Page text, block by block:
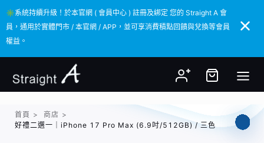
✳️系統持續升級！於本官網 ( 會員中心 ) 註冊及綁定 您的 Straight A 會
員，通用於實體門市 / 本官網 / APP，並可享消費積點回饋與兌換等會員
權益。
✳️系統持續升級！於本官網 ( 會員中心 ) 註冊及綁定 您的 Straight A 會
員，通用於實體門市 / 本官網 / APP，並可享消費積點回饋與兌換等會員
權益。
首頁 > 商店 >
好禮二選一｜iPhone 17 Pro Max (6.9吋/512GB) / 三色